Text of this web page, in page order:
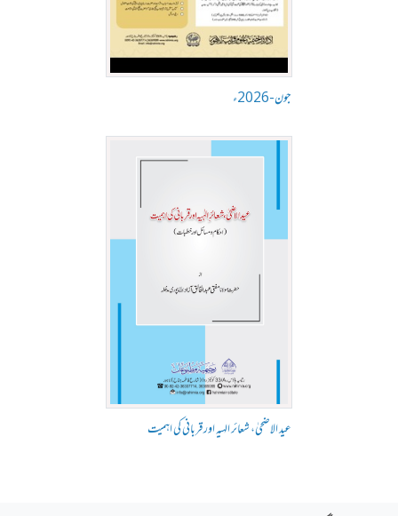
جون-2026ء
عید الاضحیٰ، شعائر الہیہ اور قربانی کی اہمیت